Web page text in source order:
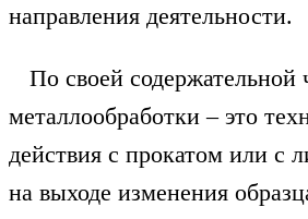
направления деятельности.
По своей содержательной
металлообработки – это
действия с прокатом или с
на выходе изменения